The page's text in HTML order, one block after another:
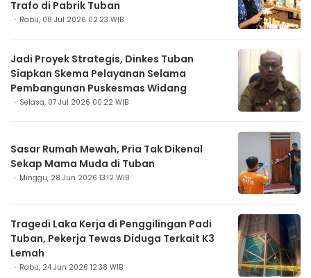
Trafo di Pabrik Tuban
Rabu, 08 Jul 2026 02:23 WIB
Jadi Proyek Strategis, Dinkes Tuban
Siapkan Skema Pelayanan Selama
Pembangunan Puskesmas Widang
Selasa, 07 Jul 2026 00:22 WIB
Sasar Rumah Mewah, Pria Tak Dikenal
Sekap Mama Muda di Tuban
Minggu, 28 Jun 2026 13:12 WIB
Tragedi Laka Kerja di Penggilingan Padi
Tuban, Pekerja Tewas Diduga Terkait K3
Lemah
Rabu, 24 Jun 2026 12:38 WIB